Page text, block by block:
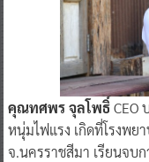
คุณทศพร จุลโพธิ์CEO
หนุ่มไฟแรง เกิดที่โรงพย
จ.นครราชสีมา เรียนจบ